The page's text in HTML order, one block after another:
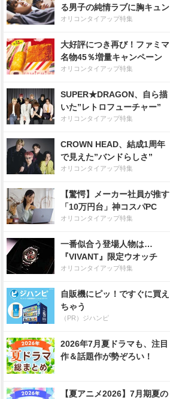
る男子の純情ラブに胸キュン
オリコンタイアップ特集
大好評につき再び！ファミマ
名物45％増量キャンペーン
オリコンタイアップ特集
SUPER★DRAGON、自ら描
いた”レトロフューチャー”
オリコンタイアップ特集
CROWN HEAD、結成1周年
で見えた”バンドらしさ”
オリコンタイアップ特集
【驚愕】メーカー社員が推す
「10万円台」神コスパPC
オリコンタイアップ特集
一番似合う登場人物は…
『VIVANT』限定ウオッチ
オリコンタイアップ特集
自販機にピッ！ですぐに買え
ちゃう
（PR）ジハンピ
2026年7月夏ドラマも、注目
作＆話題作が勢ぞろい！
【夏アニメ2026】7月期夏の